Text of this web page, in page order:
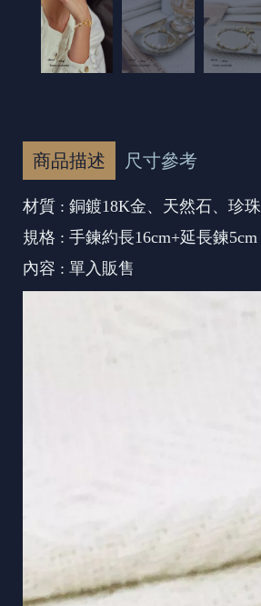
商品描述 尺寸參考
材質 : 銅鍍18K金、天然石、珍珠
規格 : 手鍊約長16cm+延長鍊5cm
內容 : 單入販售